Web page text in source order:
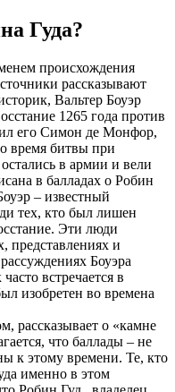
Гуда?
происхождения
рассказывают
Вальтер Боуэр
1265 года против
его Симон де Монфор,
время битвы при
в армии и вели
в балладах о Робин
– известный
тех, кто был лишен
Эти люди
представлениях и
Боуэра
встречается в
изобретен во времена
рассказывает о «камне
что баллады – не
к этому времени. Те, кто
именно в этом